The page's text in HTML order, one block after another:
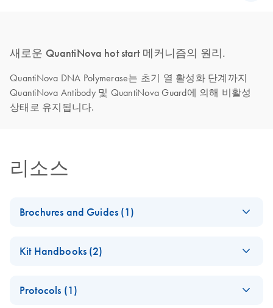
새로운 QuantiNova hot start 메커니즘의 원리.
QuantiNova DNA Polymerase는 초기 열 활성화 단계까지
QuantiNova Antibody 및 QuantiNova Guard에 의해 비활성
상태로 유지됩니다.
리소스
Brochures and Guides (1)
qPCR Kits
PCR
Kit Handbooks (2)
miRNA Probe PCR
Protocols (1)